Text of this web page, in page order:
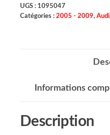
UGS : 1095047
Catégories : 2005 - 2009, Audi
Informations
Description